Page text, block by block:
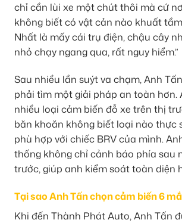
chỉ cần lùi xe một chút thôi mà cứ
không biết có vật cản nào khuất
Nhất là mấy cái trụ điện, chậu cây
nhỏ chạy ngang qua, rất nguy hiểm.”
Sau nhiều lần suýt va chạm, Anh
phải tìm một giải pháp an toàn hơn.
nhiều loại cảm biến đỗ xe trên thị
băn khoăn không biết loại nào thực
phù hợp với chiếc BRV của mình.
thống không chỉ cảnh báo phía sau
trước, giúp anh kiểm soát toàn diện
Tại sao Anh Tấn chọn cảm biến 6
Khi đến Thành Phát Auto, Anh Tấn